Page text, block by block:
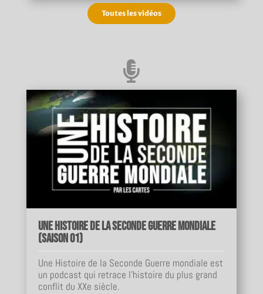
Toutes les vidéos

Une Histoire de la Seconde Guerre mondiale
(Saison 01)
Une Histoire de la Seconde Guerre mondiale est
un podcast qui retrace l'histoire du plus grand
conflit du XXe siècle.